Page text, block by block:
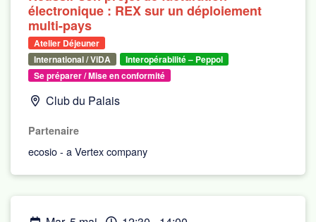
électronique : REX sur un déploiement
multi-pays
Atelier Déjeuner
International / ViDA
Interopérabilité – Peppol
Se préparer / Mise en conformité
Club du Palais
Partenaire
ecosio - a Vertex company